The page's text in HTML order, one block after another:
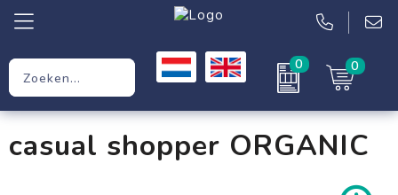
0 0
Werkkleding
casual shopper ORGANIC